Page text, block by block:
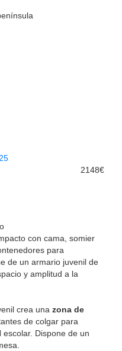
2148€
con cama, somier
para
de un armario juvenil de
y amplitud a la
crea una zona de
de colgar para
Dispone de un